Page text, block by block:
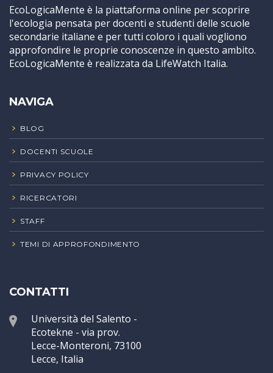
EcoLogicaMente è la piattaforma online per scoprire
l'ecologia pensata per docenti e studenti delle scuole
secondarie italiane e per tutti coloro i quali vogliono
approfondire le proprie conoscenze in questo ambito.
EcoLogicaMente è realizzata da LifeWatch Italia.
NAVIGA
BLOG
DOCENTI SCUOLE
PRIVACY POLICY
RICERCATORI
STAFF
TEMI DI APPROFONDIMENTO
CONTATTI
Università del Salento -
Ecotekne - via prov.
Lecce-Monteroni, 73100
Lecce, Italia